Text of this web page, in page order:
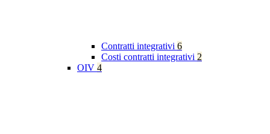
Contratti integrativi 6
Costi contratti integrativi 2
OIV 4